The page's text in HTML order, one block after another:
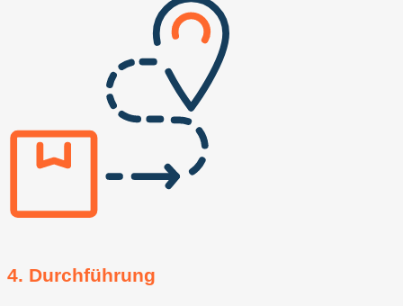
4. Durchführung